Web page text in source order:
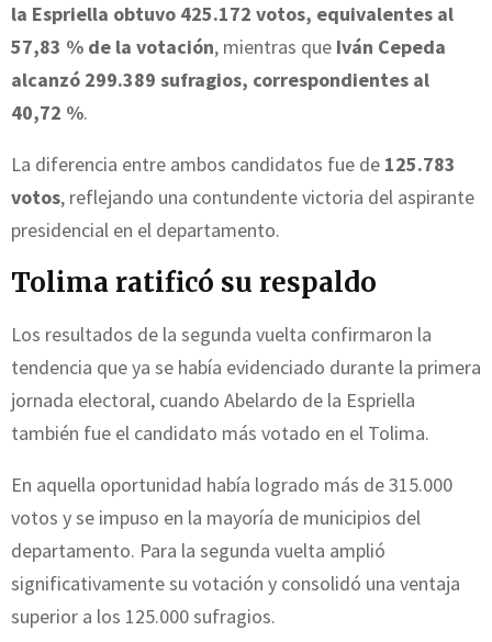
la Espriella obtuvo 425.172 votos, equivalentes al
57,83 % de la votación, mientras que Iván Cepeda
alcanzó 299.389 sufragios, correspondientes al
40,72 %.
La diferencia entre ambos candidatos fue de 125.783
votos, reflejando una contundente victoria del aspirante
presidencial en el departamento.
Tolima ratificó su respaldo
Los resultados de la segunda vuelta confirmaron la
tendencia que ya se había evidenciado durante la primera
jornada electoral, cuando Abelardo de la Espriella
también fue el candidato más votado en el Tolima.
En aquella oportunidad había logrado más de 315.000
votos y se impuso en la mayoría de municipios del
departamento. Para la segunda vuelta amplió
significativamente su votación y consolidó una ventaja
superior a los 125.000 sufragios.